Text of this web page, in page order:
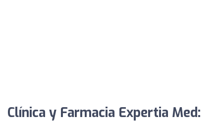
Clínica y Farmacia Expertia Med: